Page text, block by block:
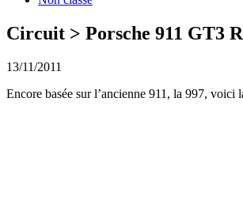
Circuit > Porsche 911 GT3
13/11/2011
Encore basée sur l’ancienne 911, la 997,